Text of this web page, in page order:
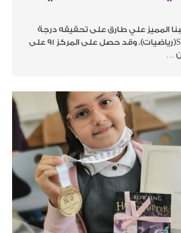
المميز علي طارق على تحقيقه درجة
عالية في اختبار SAT(رياضيات). وقد حصل على المركز 91 على
…